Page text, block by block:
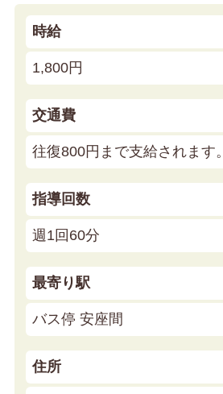
時給
1,800円
交通費
往復800円まで支給されます。
指導回数
週1回60分
最寄り駅
バス停 安座間
住所